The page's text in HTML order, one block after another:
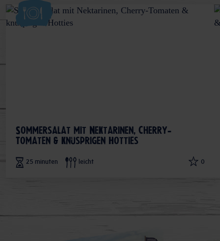
Sommersalat mit Nektarinen, Cherry-
Tomaten & knusprigen Hotties
25 minuten leicht 0